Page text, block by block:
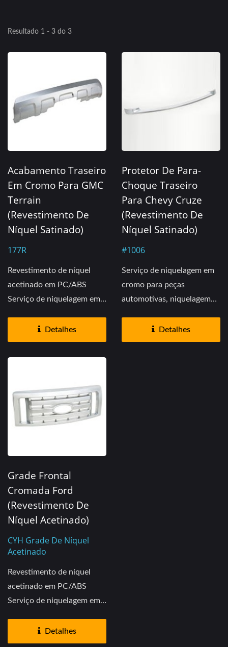
Resultado 1 - 3 do 3
Acabamento Traseiro
Em Cromo Para GMC
Terrain
(Revestimento De
Níquel Satinado)
177R
Revestimento de níquel
acetinado em PC/ABS
Serviço de niquelagem em
Detalhes
Protetor De Para-
Choque Traseiro
Para Chevy Cruze
(Revestimento De
Níquel Satinado)
#1006
Serviço de niquelagem em
cromo para peças
automotivas, niquelagem
Detalhes
Grade Frontal
Cromada Ford
(Revestimento De
Níquel Acetinado)
CYH Grade De Níquel
Acetinado
Revestimento de níquel
acetinado em PC/ABS
Serviço de niquelagem em
Detalhes